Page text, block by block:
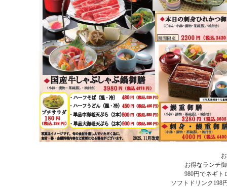
お得なランチ
980円でネギト
ソフトドリンク198